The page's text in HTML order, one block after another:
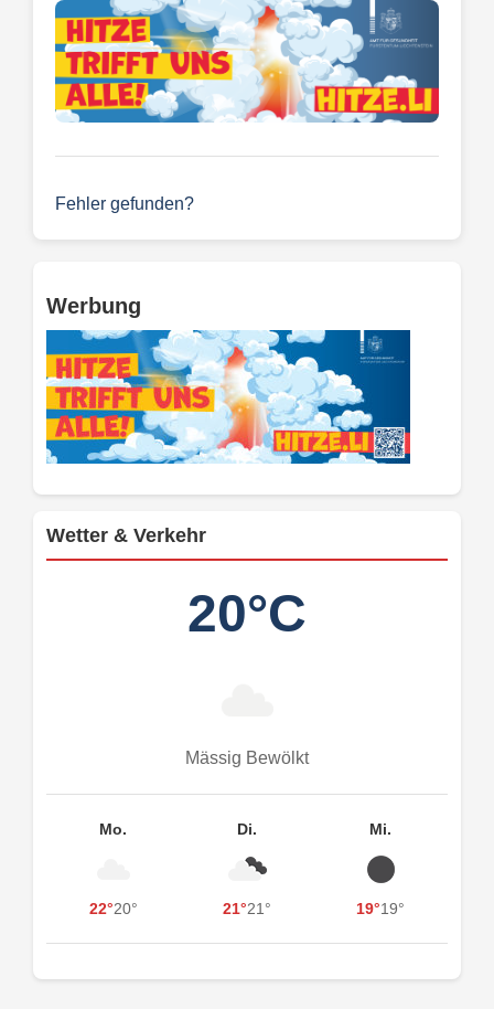
Fehler gefunden?
Werbung
Wetter & Verkehr
20°C
Mässig Bewölkt
Mo.
22°20°
Di.
21°21°
Mi.
19°19°